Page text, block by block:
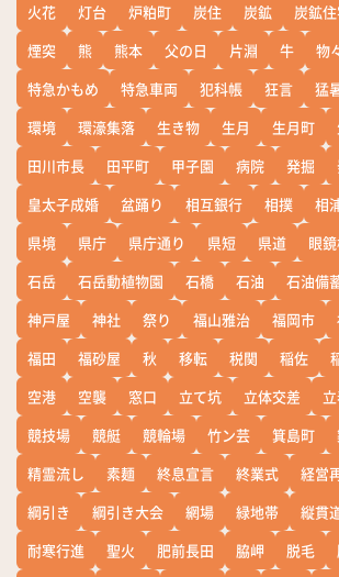
火花
灯台 炉粕町 炭住 炭鉱 炭鉱
煙突
熊 熊本 父の日 片淵 牛 物
特急かもめ
特急車両 犯科帳 狂言 猛
環境
環濠集落 生き物 生月 生月町
田川市長
田平町 甲子園 病院 発掘
皇太子成婚
盆踊り 相互銀行 相撲 相
県境
県庁 県庁通り 県短 県道 眼
石岳
石岳動植物園 石橋 石油 石油備
神戸屋
神社 祭り 福山雅治 福岡市
福田
福砂屋 秋 移転 税関 稲佐
空港
空襲 窓口 立て坑 立体交差
競技場
競艇 競輪場 竹ン芸 箕島町
精霊流し
素麺 終息宣言 終業式 経営
綱引き
綱引き大会 網場 緑地帯 縦貫
耐寒行進
聖火 肥前長田 脇岬 脱毛